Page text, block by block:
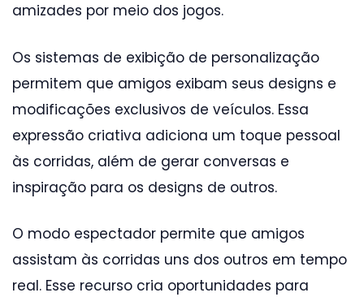
amizades por meio dos jogos.
Os sistemas de exibição de personalização
permitem que amigos exibam seus designs e
modificações exclusivos de veículos. Essa
expressão criativa adiciona um toque pessoal
às corridas, além de gerar conversas e
inspiração para os designs de outros.
O modo espectador permite que amigos
assistam às corridas uns dos outros em tempo
real. Esse recurso cria oportunidades para